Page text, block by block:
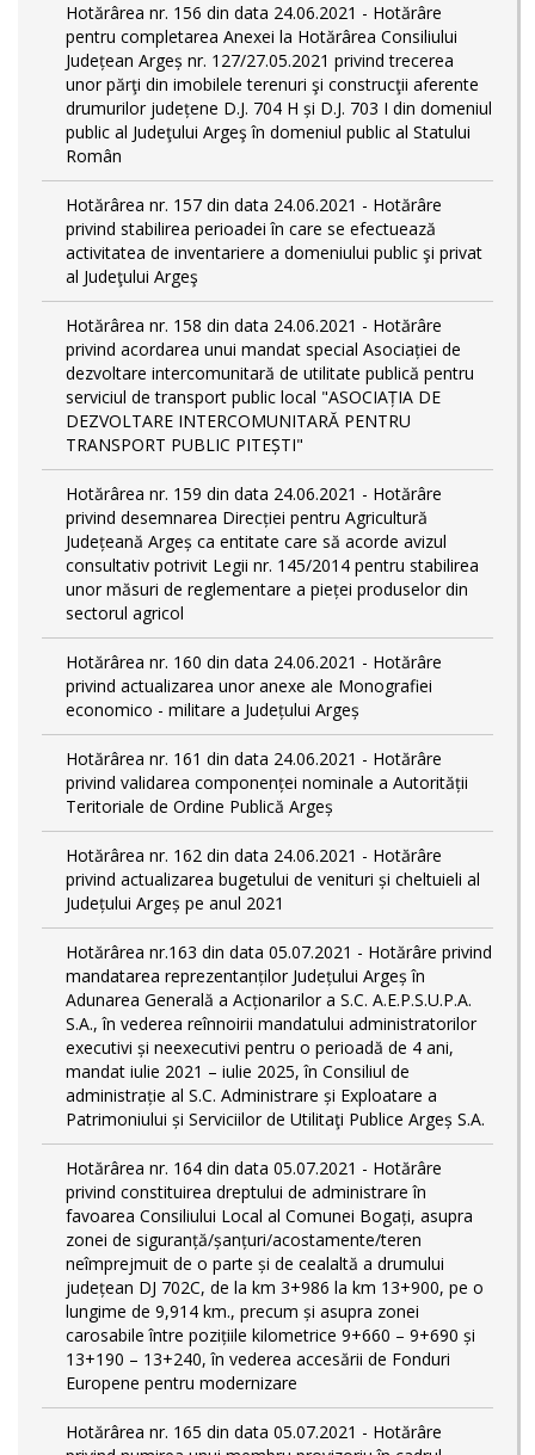
Hotărârea nr. 156 din data 24.06.2021 - Hotărâre
pentru completarea Anexei la Hotărârea Consiliului
Județean Argeș nr. 127/27.05.2021 privind trecerea
unor părţi din imobilele terenuri şi construcţii aferente
drumurilor județene D.J. 704 H și D.J. 703 I din domeniul
public al Judeţului Argeş în domeniul public al Statului
Român
Hotărârea nr. 157 din data 24.06.2021 - Hotărâre
privind stabilirea perioadei în care se efectuează
activitatea de inventariere a domeniului public şi privat
al Judeţului Argeş
Hotărârea nr. 158 din data 24.06.2021 - Hotărâre
privind acordarea unui mandat special Asociației de
dezvoltare intercomunitară de utilitate publică pentru
serviciul de transport public local "ASOCIAȚIA DE
DEZVOLTARE INTERCOMUNITARĂ PENTRU
TRANSPORT PUBLIC PITEȘTI"
Hotărârea nr. 159 din data 24.06.2021 - Hotărâre
privind desemnarea Direcției pentru Agricultură
Județeană Argeș ca entitate care să acorde avizul
consultativ potrivit Legii nr. 145/2014 pentru stabilirea
unor măsuri de reglementare a pieței produselor din
sectorul agricol
Hotărârea nr. 160 din data 24.06.2021 - Hotărâre
privind actualizarea unor anexe ale Monografiei
economico - militare a Județului Argeș
Hotărârea nr. 161 din data 24.06.2021 - Hotărâre
privind validarea componenței nominale a Autorității
Teritoriale de Ordine Publică Argeș
Hotărârea nr. 162 din data 24.06.2021 - Hotărâre
privind actualizarea bugetului de venituri și cheltuieli al
Județului Argeș pe anul 2021
Hotărârea nr.163 din data 05.07.2021 - Hotărâre privind
mandatarea reprezentanților Județului Argeș în
Adunarea Generală a Acționarilor a S.C. A.E.P.S.U.P.A.
S.A., în vederea reînnoirii mandatului administratorilor
executivi și neexecutivi pentru o perioadă de 4 ani,
mandat iulie 2021 – iulie 2025, în Consiliul de
administrație al S.C. Administrare și Exploatare a
Patrimoniului și Serviciilor de Utilitaţi Publice Argeș S.A.
Hotărârea nr. 164 din data 05.07.2021 - Hotărâre
privind constituirea dreptului de administrare în
favoarea Consiliului Local al Comunei Bogați, asupra
zonei de siguranță/șanțuri/acostamente/teren
neîmprejmuit de o parte și de cealaltă a drumului
județean DJ 702C, de la km 3+986 la km 13+900, pe o
lungime de 9,914 km., precum și asupra zonei
carosabile între pozițiile kilometrice 9+660 – 9+690 și
13+190 – 13+240, în vederea accesării de Fonduri
Europene pentru modernizare
Hotărârea nr. 165 din data 05.07.2021 - Hotărâre